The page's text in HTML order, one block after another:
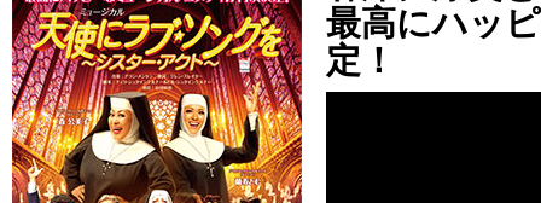
最高にハッ
定！